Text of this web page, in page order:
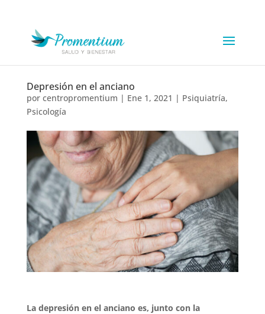
Depresión en el anciano
por centropromentium | Ene 1, 2021 | Psiquiatría,
Psicología
La depresión en el anciano es, junto con la